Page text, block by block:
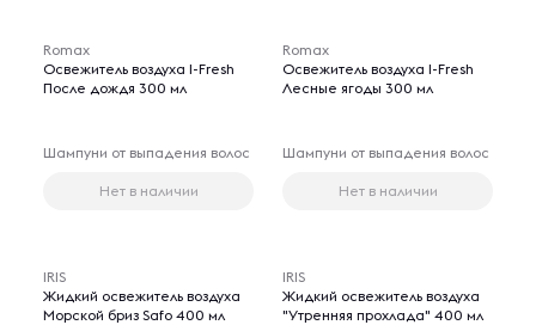
Romax
Освежитель воздуха I-Fresh
После дождя 300 мл
Шампуни от выпадения волос
Нет в наличии
Romax
Освежитель воздуха I-Fresh
Лесные ягоды 300 мл
Шампуни от выпадения волос
Нет в наличии
IRIS
Жидкий освежитель воздуха
Морской бриз Safo 400 мл
IRIS
Жидкий освежитель воздуха
"Утренняя прохлада" 400 мл